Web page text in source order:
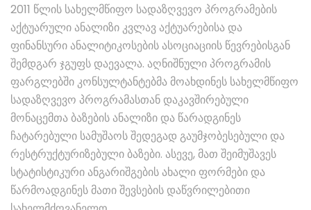
2011 წლის სახელმწიფო სადაზღვევო პროგრამების
აქტუარული ანალიზი კვლავ აქტუარებისა და
ფინანსური ანალიტიკოსების ასოციაციის წევრებისგან
შემდგარ ჯგუფს დაევალა. აღნიშნული პროგრამის
ფარგლებში კონსულტანტებმა მოახდინეს სახელმწიფო
სადაზღვევო პროგრამასთან დაკავშირებული
მონაცემთა ბაზების ანალიზი და წარადგინეს
ჩატარებული სამუშაოს შედეგად გაუმჯობესებული და
რესტრუქტურიზებული ბაზები. ასევე, მათ შეიმუშავეს
სტატისტიკური ანგარიშგების ახალი ფორმები და
წარმოადგინეს მათი შევსების დაწვრილებითი